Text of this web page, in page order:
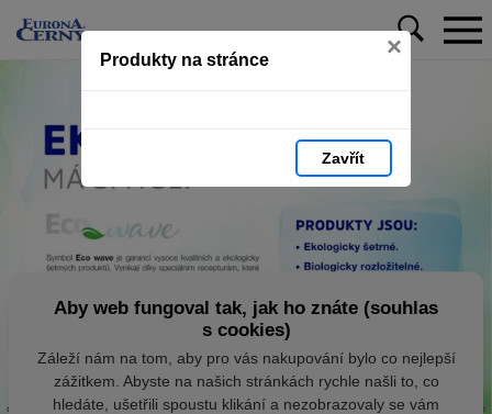
Produkty na stránce ×
Zavřít
Aby web fungoval tak, jak ho znáte (souhlas
s cookies)
Záleží nám na tom, aby pro vás nakupování bylo co nejlepší
zážitkem. Abyste na našich stránkách rychle našli to, co
hledáte, ušetřili spoustu klikání a nezobrazovaly se vám